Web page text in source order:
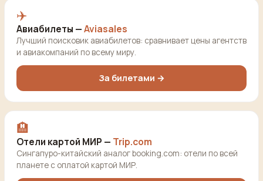
✈️
Авиабилеты —Aviasales
Лучший поисковик авиабилетов: сравнивает цены агентств
и авиакомпаний по всему миру.
За билетами →
🏨
Отели картой МИР — Trip.com
Сингапуро-китайский аналог booking.com: отели по всей
планете с оплатой картой МИР.